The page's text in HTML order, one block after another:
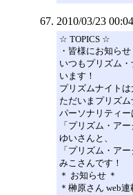
2010/03/23
☆ TOPICS ☆
・皆様にお知らせ
いつもプリズム
います！
プリズムナイトは
ただいまプリズ
パーソナリティー
「プリズム・ア
ゆいさんと、
「プリズム・ア
みこさんです！
＊ お知らせ ＊
＊榊原さん web